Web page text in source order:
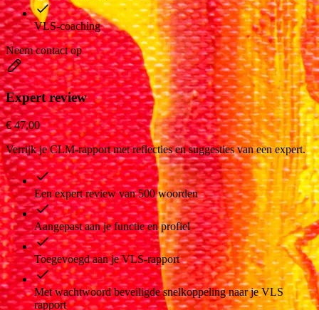
VLS-coaching
Neem contact op
Expert review
€ 47,00
Verrijk je CLM-rapport met reflecties en suggesties van een expert.
Een expert review van 500 woorden
Aangepast aan je functie en profiel
Toegevoegd aan je VLS-rapport
Met wachtwoord beveiligde snelkoppeling naar je VLS
rapport